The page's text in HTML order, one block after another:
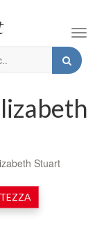
Stuart